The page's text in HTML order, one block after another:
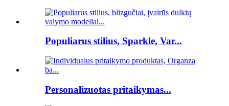
Populiarus stilius, Sparkle, Var...
Personalizuotas pritaikymas...